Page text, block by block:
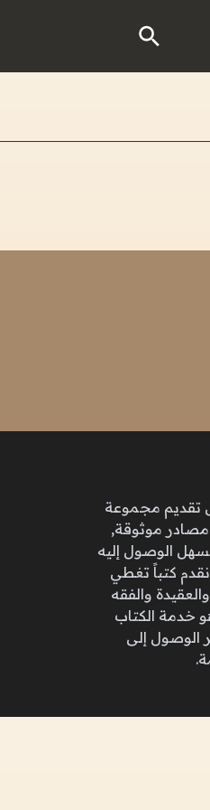
تقديم مجموعة
موثوقة,
الوصول إليه
كتباً تغطي
والفقه
خدمة الكتاب
الوصول إلى